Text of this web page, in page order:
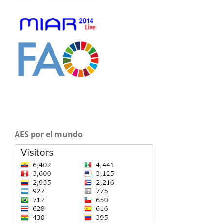
AES por el mundo